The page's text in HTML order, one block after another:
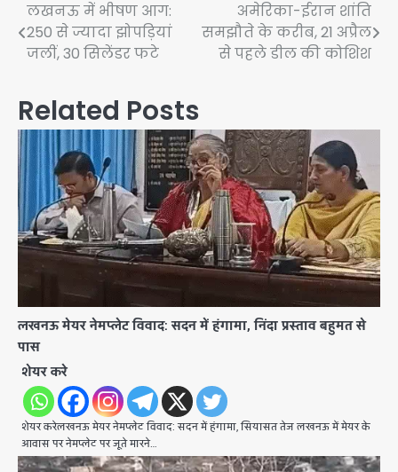
Post
navigation
लखनऊ में भीषण आग:
250 से ज्यादा झोपड़ियां
जलीं, 30 सिलेंडर फटे
अमेरिका-ईरान शांति
समझौते के करीब, 21 अप्रैल
से पहले डील की कोशिश
Related Posts
लखनऊ मेयर नेमप्लेट विवाद: सदन में हंगामा, निंदा प्रस्ताव बहुमत से
पास
शेयर करे
शेयर करेलखनऊ मेयर नेमप्लेट विवाद: सदन में हंगामा, सियासत तेज लखनऊ में मेयर के
आवास पर नेमप्लेट पर जूते मारने…